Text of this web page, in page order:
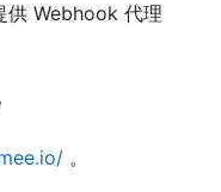
供 Webhook 代理
。